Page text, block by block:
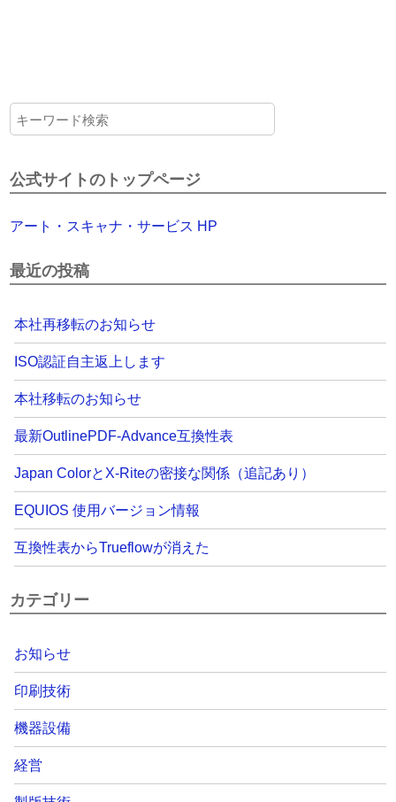
公式サイトのトップページ
アート・スキャナ・サービス HP
最近の投稿
本社再移転のお知らせ
ISO認証自主返上します
本社移転のお知らせ
最新OutlinePDF-Advance互換性表
Japan ColorとX-Riteの密接な関係（追記あり）
EQUIOS 使用バージョン情報
互換性表からTrueflowが消えた
カテゴリー
お知らせ
印刷技術
機器設備
経営